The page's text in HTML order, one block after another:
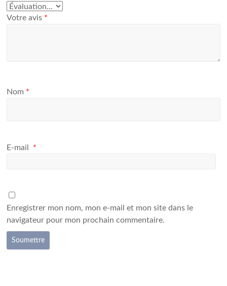
Votre avis *
Nom *
E-mail *
Enregistrer mon nom, mon e-mail et mon site dans le
navigateur pour mon prochain commentaire.